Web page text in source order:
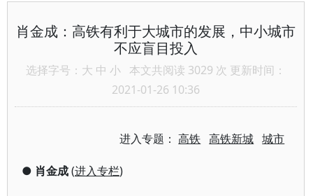
肖金成：高铁有利于大城市的发展，中小城市
不应盲目投入
选择字号： 大 中 小 本文共阅读 3029 次 更新时间：
2021-01-26 10:36
进入专题：高铁 高铁新城 城市
● 肖金成(进入专栏)